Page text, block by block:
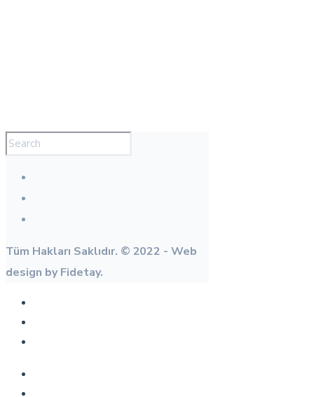
Tüm Hakları Saklıdır. © 2022 - Web
design by Fidetay.